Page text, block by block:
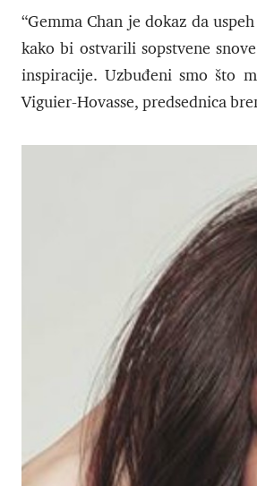
“Gemma Chan je dokaz da
kako bi ostvarili sopstvene
inspiracije. Uzbuđeni smo što
Viguier-Hovasse, predsednica